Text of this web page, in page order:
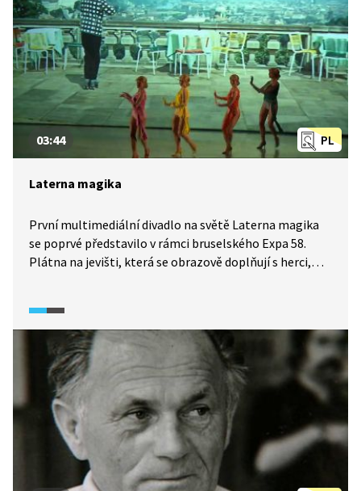
PL
03:44
Laterna magika
První multimediální divadlo na světě Laterna magika
se poprvé představilo v rámci bruselského Expa 58.
Plátna na jevišti, která se obrazově doplňují s herci,
a české kultury. Víte, že její představení Kouzelný cirkus
je patrně nejhranějším divadelním představením
ve střední Evropě? Dnes je Laterna magika součástí
Nové scény Národního divadla.